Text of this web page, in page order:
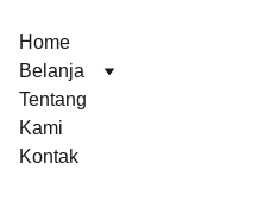
Home
Belanja
Tentang
Kami
Kontak